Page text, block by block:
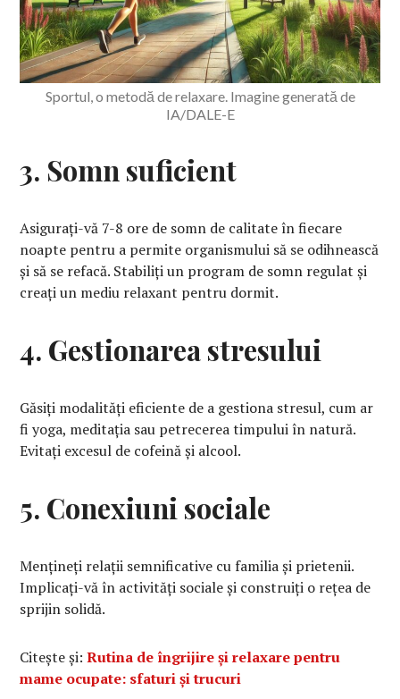
Sportul, o metodă de relaxare. Imagine generată de
IA/DALE-E
3. Somn suficient
Asigurați-vă 7-8 ore de somn de calitate în fiecare
noapte pentru a permite organismului să se odihnească
și să se refacă. Stabiliți un program de somn regulat și
creați un mediu relaxant pentru dormit.
4. Gestionarea stresului
Găsiți modalități eficiente de a gestiona stresul, cum ar
fi yoga, meditația sau petrecerea timpului în natură.
Evitați excesul de cofeină și alcool.
5. Conexiuni sociale
Mențineți relații semnificative cu familia și prietenii.
Implicați-vă în activități sociale și construiți o rețea de
sprijin solidă.
Citește și:Rutina de îngrijire și relaxare pentru
mame ocupate: sfaturi și trucuri